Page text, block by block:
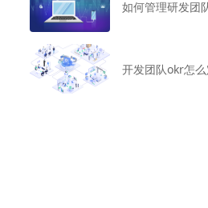
如何管理研发团
开发团队okr怎